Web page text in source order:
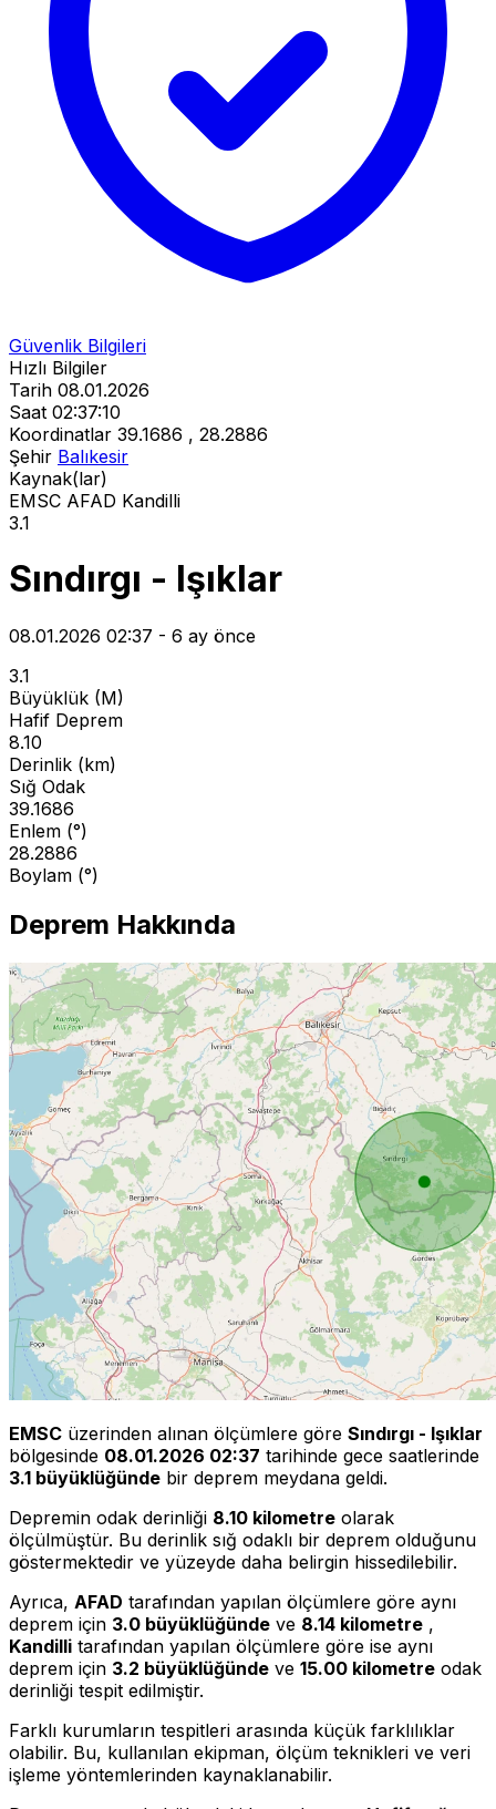
Güvenlik Bilgileri
Hızlı Bilgiler
Tarih 08.01.2026
Saat 02:37:10
Koordinatlar 39.1686 , 28.2886
Şehir Balıkesir
Kaynak(lar)
EMSC AFAD Kandilli
3.1
Sındırgı - Işıklar
08.01.2026 02:37 - 6 ay önce
3.1
Büyüklük (M)
Hafif Deprem
8.10
Derinlik (km)
Sığ Odak
39.1686
Enlem (°)
28.2886
Boylam (°)
Deprem Hakkında
EMSC üzerinden alınan ölçümlere göre Sındırgı - Işıklar
bölgesinde 08.01.2026 02:37 tarihinde gece saatlerinde
3.1 büyüklüğünde bir deprem meydana geldi.
Depremin odak derinliği 8.10 kilometre olarak
ölçülmüştür. Bu derinlik sığ odaklı bir deprem olduğunu
göstermektedir ve yüzeyde daha belirgin hissedilebilir.
Ayrıca, AFAD tarafından yapılan ölçümlere göre aynı
deprem için 3.0 büyüklüğünde ve 8.14 kilometre ,
Kandilli tarafından yapılan ölçümlere göre ise aynı
deprem için 3.2 büyüklüğünde ve 15.00 kilometre odak
derinliği tespit edilmiştir.
Farklı kurumların tespitleri arasında küçük farklılıklar
olabilir. Bu, kullanılan ekipman, ölçüm teknikleri ve veri
işleme yöntemlerinden kaynaklanabilir.